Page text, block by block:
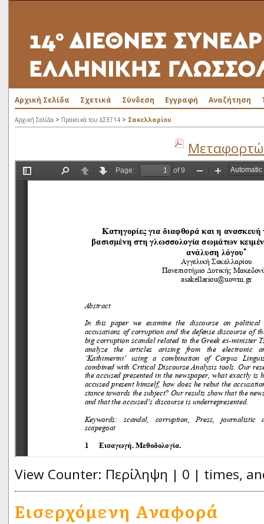
Αρχική Σελίδα Σχετικά Σύνδεση Εγγραφή Αναζήτηση
Αρχική Σελίδα > Πρακτικά του ΔΣΕΓ14 > Σακελλαρίου
View Counter: Περίληψη | 0 | times,
Εισερχόμενη Αναφορά